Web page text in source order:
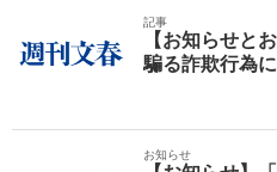
記事
【お知らせと
騙る詐欺行為
お知らせ